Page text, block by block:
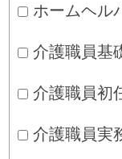
ホームヘル
介護職員基
介護職員初
介護職員実